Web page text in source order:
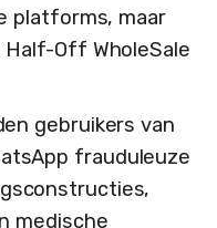
platforms, maar
Off WholeSale
gebruikers van
frauduleuze
medische